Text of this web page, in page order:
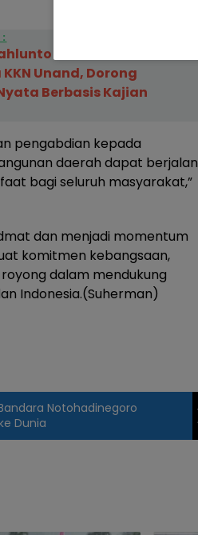
Terima 218
Unand, Dorong
Berbasis Kajian
pengabdian kepada
daerah dapat berjalan
bagi seluruh masyarakat,”
dan menjadi momentum
komitmen kebangsaan,
dalam mendukung
Indonesia.(Suherman)
Notohadinegoro
Dunia